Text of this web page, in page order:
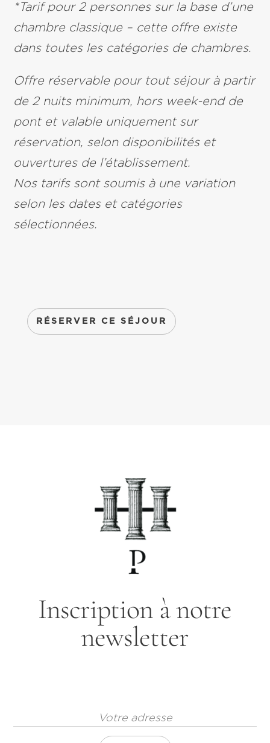
*Tarif pour 2 personnes sur la base d’une
chambre classique – cette offre existe
dans toutes les catégories de chambres.
Offre réservable pour tout séjour à partir
de 2 nuits minimum, hors week-end de
pont et valable uniquement sur
réservation, selon disponibilités et
ouvertures de l’établissement.
Nos tarifs sont soumis à une variation
selon les dates et catégories
sélectionnées.
RÉSERVER CE SÉJOUR
Inscription à notre
newsletter